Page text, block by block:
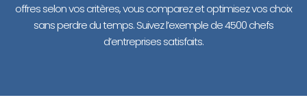
offres selon vos critères, vous comparez et optimisez vos choix
sans perdre du temps. Suivez l’exemple de 4500 chefs
d’entreprises satisfaits.